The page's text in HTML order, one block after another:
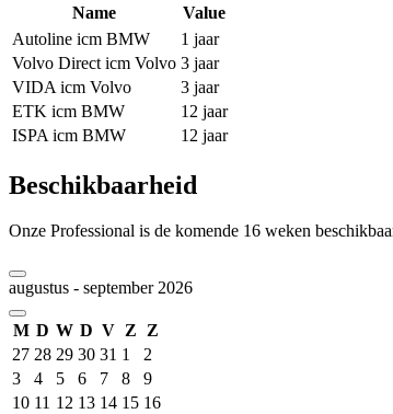
Name
Value
Autoline icm BMW
1 jaar
Volvo Direct icm Volvo 3 jaar
VIDA icm Volvo
3 jaar
ETK icm BMW
12 jaar
ISPA icm BMW
12 jaar
Beschikbaarheid
Onze Professional is de komende 16 weken
augustus - september 2026
M D W D V Z Z
27 28 29 30 31 1
2
3
4 5 6 7 8
9
10 11 12 13 14 15 16